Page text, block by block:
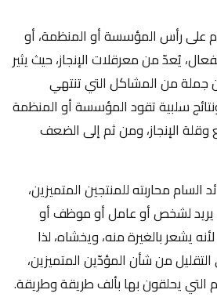
على رأس المؤسسة أو المنظمة، أو
يُعدّ من معرقلات الإنجاز، حيث يثير
من المشاكل التي تنتهي
سلبية تقود المؤسسة أو المنظمة
وقلة الإنجاز، ومن ثم إلى الضعف
السام محاربته للمنتجين المتميزين،
يريد لشخص أو عامل أو موظف أو
يشعر بالغيرة منه، ويخشاه، لذا
من شأن المؤدّين المتميزين،
يحلقون بها بألف طريقة وطريقة.